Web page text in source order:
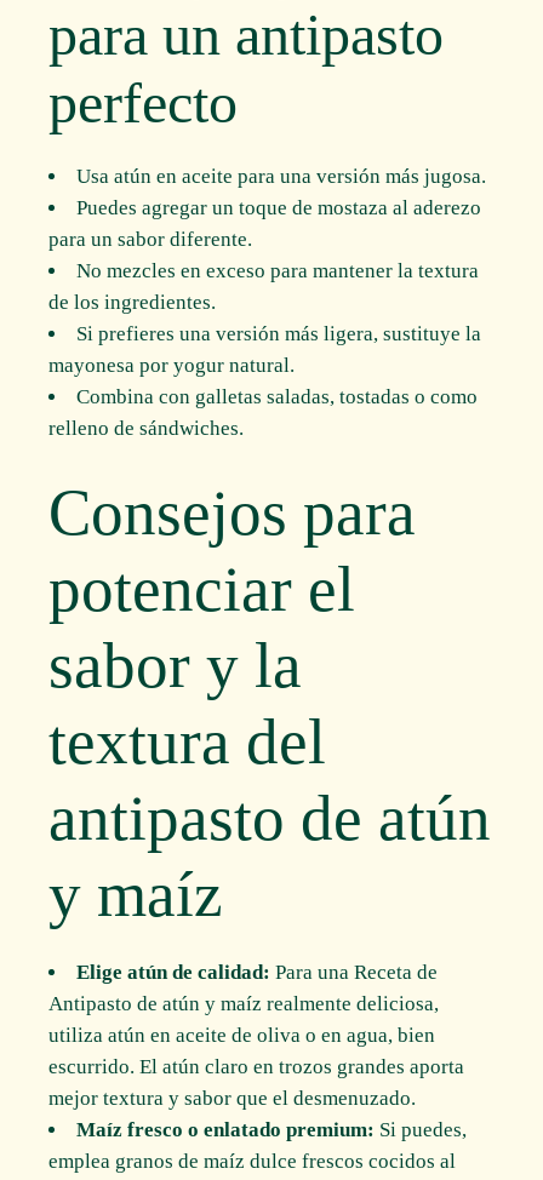
para un antipasto
perfecto
Usa atún en aceite para una versión más jugosa.
Puedes agregar un toque de mostaza al aderezo
para un sabor diferente.
No mezcles en exceso para mantener la textura
de los ingredientes.
Si prefieres una versión más ligera, sustituye la
mayonesa por yogur natural.
Combina con galletas saladas, tostadas o como
relleno de sándwiches.
Consejos para
potenciar el
sabor y la
textura del
antipasto de atún
y maíz
Elige atún de calidad: Para una Receta de
Antipasto de atún y maíz realmente deliciosa,
utiliza atún en aceite de oliva o en agua, bien
escurrido. El atún claro en trozos grandes aporta
mejor textura y sabor que el desmenuzado.
Maíz fresco o enlatado premium: Si puedes,
emplea granos de maíz dulce frescos cocidos al